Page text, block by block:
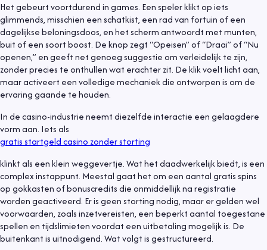
Het gebeurt voortdurend in games. Een speler klikt op iets
glimmends, misschien een schatkist, een rad van fortuin of een
dagelijkse beloningsdoos, en het scherm antwoordt met munten,
buit of een soort boost. De knop zegt “Opeisen” of “Draai” of “Nu
openen,” en geeft net genoeg suggestie om verleidelijk te zijn,
zonder precies te onthullen wat erachter zit. De klik voelt licht aan,
maar activeert een volledige mechaniek die ontworpen is om de
ervaring gaande te houden.
In de casino-industrie neemt diezelfde interactie een gelaagdere
vorm aan. Iets als
gratis startgeld casino zonder storting
klinkt als een klein weggevertje. Wat het daadwerkelijk biedt, is een
complex instappunt. Meestal gaat het om een aantal gratis spins
op gokkasten of bonuscredits die onmiddellijk na registratie
worden geactiveerd. Er is geen storting nodig, maar er gelden wel
voorwaarden, zoals inzetvereisten, een beperkt aantal toegestane
spellen en tijdslimieten voordat een uitbetaling mogelijk is. De
buitenkant is uitnodigend. Wat volgt is gestructureerd.